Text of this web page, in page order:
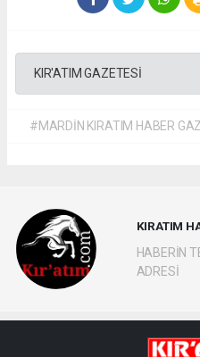
KIR'ATIM GAZETESİ
#MARDİN KIRATIM HABER
KIRATIM
HABERİN
ADRESİ